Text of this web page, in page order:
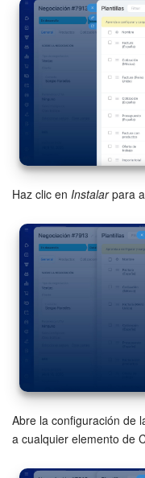
Haz clic en Instalarpara
Abre la configuración de
a cualquier elemento de